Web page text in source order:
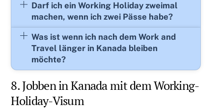
Darf ich ein Working Holiday zweimal
machen, wenn ich zwei Pässe habe?
Was ist wenn ich nach dem Work and
Travel länger in Kanada bleiben
möchte?
8. Jobben in Kanada mit dem Working-
Holiday-Visum